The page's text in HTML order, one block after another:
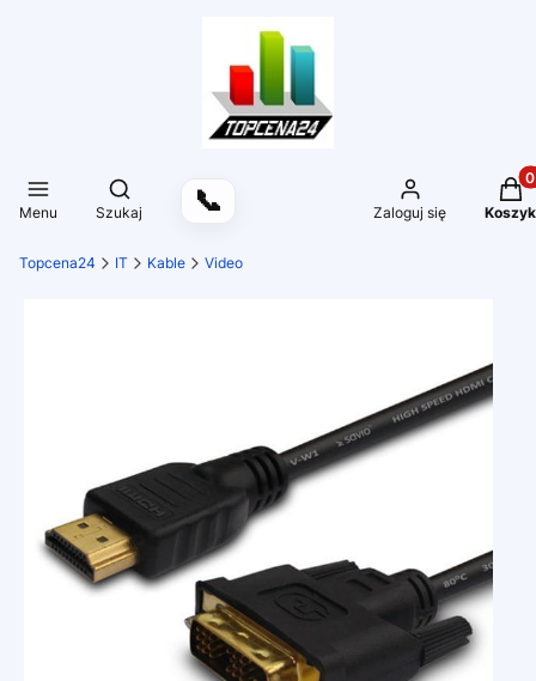
Menu
Otwórz wyszukiwarkę
Szukaj 📞 Zaloguj się Koszyk
Topcena24 IT Kable Video